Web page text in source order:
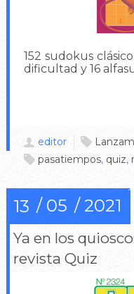
152 sudokus
dificultad y 16
editor
pasatiempos, quiz,
13 05 2021
Ya en los
revista Quiz